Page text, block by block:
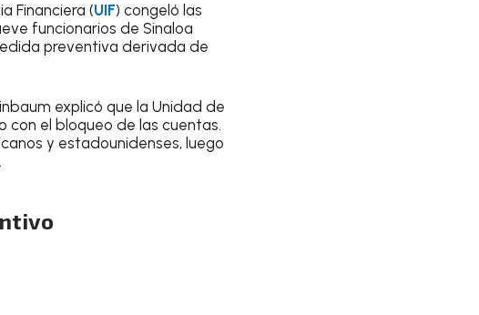
Financiera (UIF) congeló las
funcionarios de Sinaloa
preventiva derivada de
explicó que la Unidad de
con el bloqueo de las cuentas.
y estadounidenses, luego